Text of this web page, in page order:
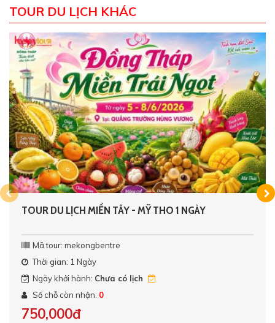
TOUR DU LỊCH KHÁC
TOUR DU LỊCH MIỀN TÂY - MỸ THO 1 NGÀY
Mã tour: mekongbentre
Thời gian: 1 Ngày
Ngày khởi hành: Chưa có lịch
Số chỗ còn nhận: 0
750,000đ